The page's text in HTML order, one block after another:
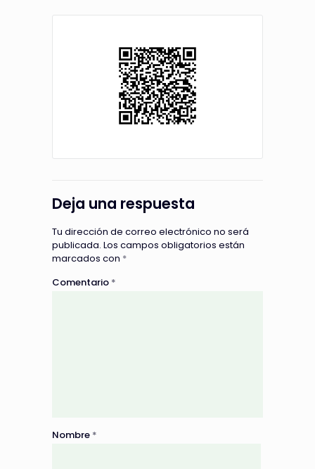
Deja una respuesta
Tu dirección de correo electrónico no será
publicada. Los campos obligatorios están
marcados con *
Comentario *
Nombre *